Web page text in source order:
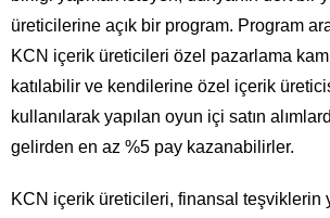
üreticilerine açık bir program. Program
KCN içerik üreticileri özel pazarlama
katılabilir ve kendilerine özel içerik
kullanılarak yapılan oyun içi satın
gelirden en az %5 pay kazanabilirler.
KCN içerik üreticileri, finansal teşviklerin